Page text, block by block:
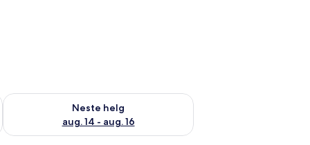
7 - aug. 9
Neste helg
aug. 14 - aug. 16
Sjekk tilgjengelighet for neste helg, aug. 14 - aug. 16